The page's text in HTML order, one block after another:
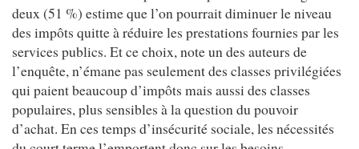
deux (51 %) estime que l’on pourrait diminuer le niveau
des impôts quitte à réduire les prestations fournies par les
services publics. Et ce choix, note un des auteurs de
l’enquête, n’émane pas seulement des classes privilégiées
qui paient beaucoup d’impôts mais aussi des classes
populaires, plus sensibles à la question du pouvoir
d’achat. En ces temps d’insécurité sociale, les nécessités